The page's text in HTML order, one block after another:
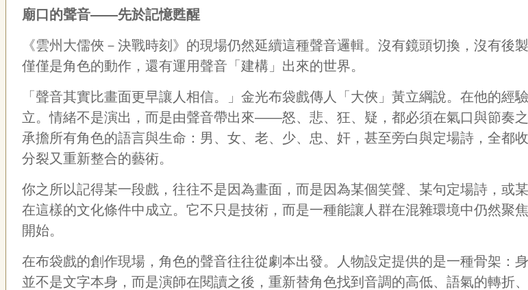
廟口的聲音——先於記憶甦醒
《雲州大儒俠－決戰時刻》的現場仍然延續這種聲音邏輯。沒有鏡頭切換，沒有
僅僅是角色的動作，還有運用聲音「建構」出來的世界。
「聲音其實比畫面更早讓人相信。」金光布袋戲傳人「大俠」黃立綱說。在他的
立。情緒不是演出，而是由聲音帶出來——怒、悲、狂、疑，都必須在氣口與節奏
承擔所有角色的語言與生命：男、女、老、少、忠、奸，甚至旁白與定場詩，全都
分裂又重新整合的藝術。
你之所以記得某一段戲，往往不是因為畫面，而是因為某個笑聲、某句定場詩，或
在這樣的文化條件中成立。它不只是技術，而是一種能讓人群在混雜環境中仍然聚
開始。
在布袋戲的創作現場，角色的聲音往往從劇本出發。人物設定提供的是一種骨架：
並不是文字本身，而是演師在閱讀之後，重新替角色找到音調的高低、語氣的轉折